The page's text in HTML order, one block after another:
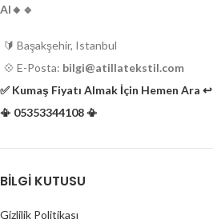
Al🔸️🔹️
🔰 Başakşehir, Istanbul
💠 E-Posta: bilgi@atillatekstil.com
✅️ Kumaş Fiyatı Almak İçin Hemen Ara ↩️
📳 05353344108 📳
BILGI KUTUSU
Gizlilik Politikası